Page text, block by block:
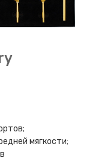
мягкости;